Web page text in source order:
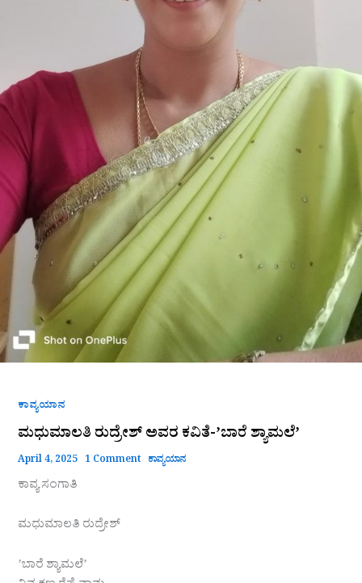
ಕಾವ್ಯಯಾನ
ಮಧುಮಾಲತಿ ರುದ್ರೇಶ್ ಅವರ ಕವಿತೆ-ʼಬಾರೆ ಶ್ಯಾಮಲೆʼ
April 4, 2025 1 Comment ಕಾವ್ಯಯಾನ
ಕಾವ್ಯ ಸಂಗಾತಿ
ಮಧುಮಾಲತಿ ರುದ್ರೇಶ್
ʼಬಾರೆ ಶ್ಯಾಮಲೆʼ